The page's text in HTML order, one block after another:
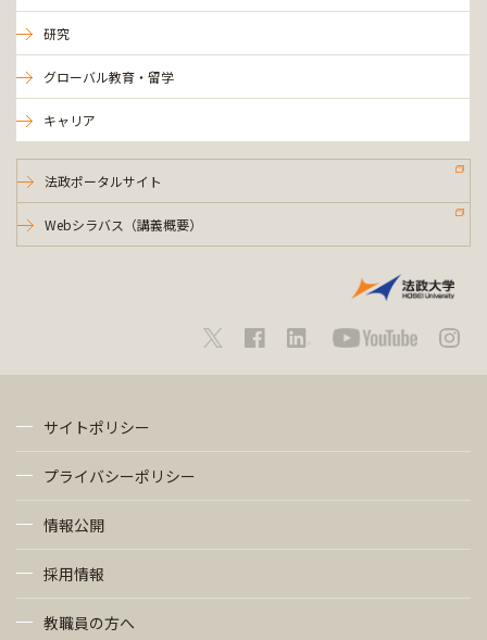
研究
グローバル教育・留学
キャリア
法政ポータルサイト
Webシラバス（講義概要）
サイトポリシー
プライバシーポリシー
情報公開
採用情報
教職員の方へ